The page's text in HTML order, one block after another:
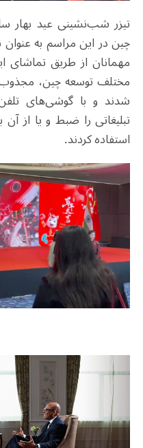
تیزر شب‌نشینی عید بهار
چین در این مراسم به
مهمانان از طریق تماشای
مختلف توسعه چین،
شدند و با گوشی‌های
تبلیغاتی را ضبط و یا از
استفاده کردند.